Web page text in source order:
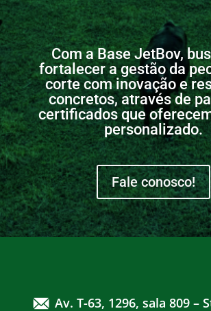
Com a Base JetBov,
fortalecer a gestão da
corte com inovação e
concretos, através de
certificados que
personalizado.
Fale conosco!
Av. T-63, 1296, sala 809 –